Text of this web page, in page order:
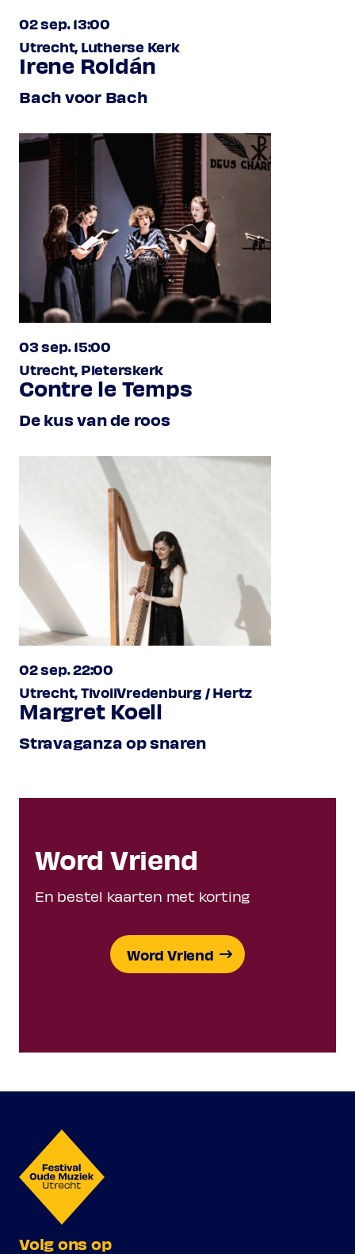
02 sep. 13:00
Utrecht, Lutherse Kerk
Irene Roldán
Bach voor Bach
03 sep. 15:00
Utrecht, Pieterskerk
Contre le Temps
De kus van de roos
02 sep. 22:00
Utrecht, TivoliVredenburg / Hertz
Margret Koell
Stravaganza op snaren
Word Vriend
En bestel kaarten met korting
Word Vriend
Volg ons op